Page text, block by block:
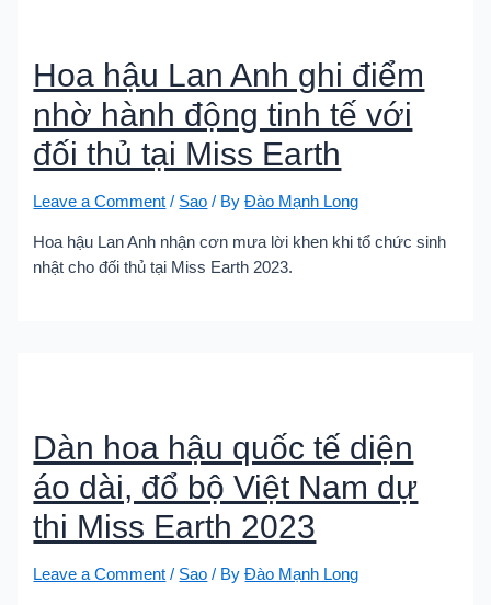
Hoa hậu Lan Anh ghi điểm
nhờ hành động tinh tế với
đối thủ tại Miss Earth
Leave a Comment / Sao / ByĐào Mạnh Long
Hoa hậu Lan Anh nhận cơn mưa lời khen khi tổ chức sinh
nhật cho đối thủ tại Miss Earth 2023.
Dàn hoa hậu quốc tế diện
áo dài, đổ bộ Việt Nam dự
thi Miss Earth 2023
Leave a Comment / Sao / ByĐào Mạnh Long